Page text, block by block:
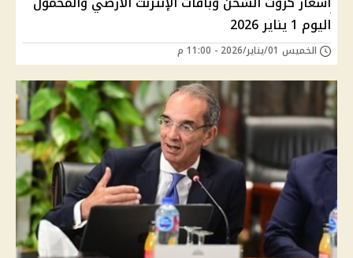
اليوم 1 يناير 2026
الخميس 01/يناير/2026 - 11:00 م